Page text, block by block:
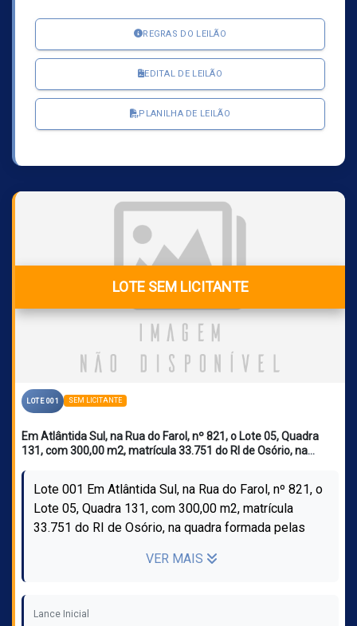
REGRAS DO LEILÃO
EDITAL DE LEILÃO
PLANILHA DE LEILÃO
LOTE SEM LICITANTE
LOTE 001 SEM LICITANTE
Em Atlântida Sul, na Rua do Farol, nº 821, o Lote 05, Quadra
131, com 300,00 m2, matrícula 33.751 do RI de Osório, na
Lote 001 Em Atlântida Sul, na Rua do Farol, nº 821, o
Lote 05, Quadra 131, com 300,00 m2, matrícula
33.751 do RI de Osório, na quadra formada pelas
VER MAIS
Lance Inicial